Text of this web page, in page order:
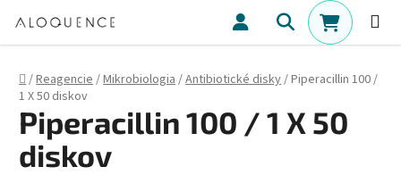
Hľadať
Domov
/Reagencie/Mikrobiologia/Antibiotické disky/Piperacillin 100 /
1 X 50 diskov
Piperacillin 100 / 1 X 50
diskov